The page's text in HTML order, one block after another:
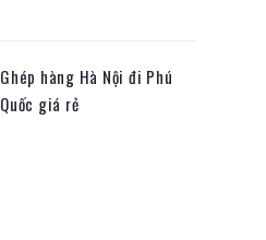
Ghép hàng Hà Nội đi Phú
Quốc giá rẻ